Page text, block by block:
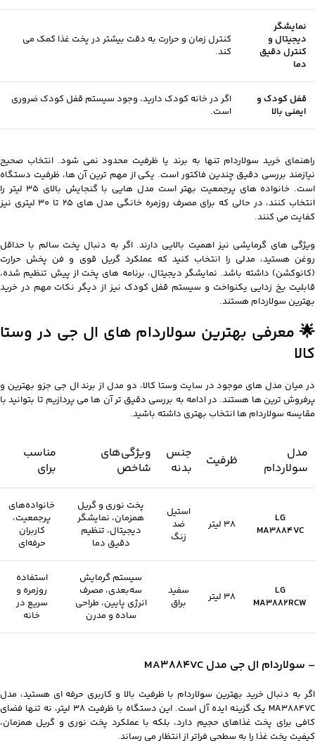
نمایشگر
دیجیتال و
کنترل دقیق
دما
کنترل زمان و حرارت به دقت بیشتر در پخت غذا کمک می‌
کند.
قفل کودک و
ایمنی بالا
اگر در خانه کودک دارید، وجود سیستم قفل کودک ضروری
است.
راهنمای خرید سولاردام تنها به برند یا ظرفیت محدود نمی شود. انتخاب صحیح
نیازمند بررسی دقیق چندین فاکتور است. یکی از مهم ترین آن ها، ظرفیت دستگاه
است. خانواده های پرجمعیت بهتر است مدل هایی با گنجایش بالای 35 لیتر را
انتخاب کنند، در حالی که برای مصرف روزمره خانگی مدل های 25 تا 30 لیتری نیز
کفایت می کنند.
ویژگی های گرمایشی نیز اهمیت بالایی دارند. اگر به دنبال پخت سالم با حداقل
روغن هستید، مدلی را انتخاب کنید که عملکرد گریل قوی و فن پخش حرارت
(کانوکشن) داشته باشد. نمایشگر دیجیتال، برنامه های پخت از پیش تنظیم شده،
قابلیت یخ زدایی یکنواخت و سیستم قفل کودک نیز از دیگر نکات مهم در خرید
بهترین سولاردام هستند.
🌟 معرفی بهترین سولاردام های ال جی در وستا
کالا
در میان مدل های موجود در سایت وستا کالا، دو مدل از برند ال جی جزو بهترین و
پرفروش ترین ها هستند. در ادامه به بررسی دقیق تر آن ها می پردازیم تا بتوانید با
مقایسه سولاردام ها انتخاب بهتری داشته باشید.
مدل
سولاردام
ظرفیت
جنس
بدنه
ویژگی‌های
شاخص
مناسب
برای
LG
MA3884VC
38 لیتر
استیل
ضد
زنگ
پخت نوری و گریل
همزمان، نمایشگر
دیجیتال، تنظیم
دقیق دما
خانواده‌های
پرجمعیت،
کاربران
حرفه‌ای
LG
MA3882RCW
38 لیتر
سفید
براق
سیستم گرمایش
سه‌بعدی، مصرف
انرژی پایین، طراحی
ساده و مدرن
استفاده
روزمره و
سریع در
خانه
– سولاردام ال جی مدل MA3884VC
اگر به دنبال خرید بهترین سولاردام با ظرفیت بالا و کاربری حرفه ای هستید، مدل
MA3884VC یک گزینه ایده آل است. این دستگاه با ظرفیت 38 لیتر، نه تنها فضای
کافی برای پخت غذاهای حجیم دارد، بلکه با عملکرد پخت نوری و گریل همزمان،
کیفیت پخت غذا را به سطحی فراتر از انتظار می رساند.